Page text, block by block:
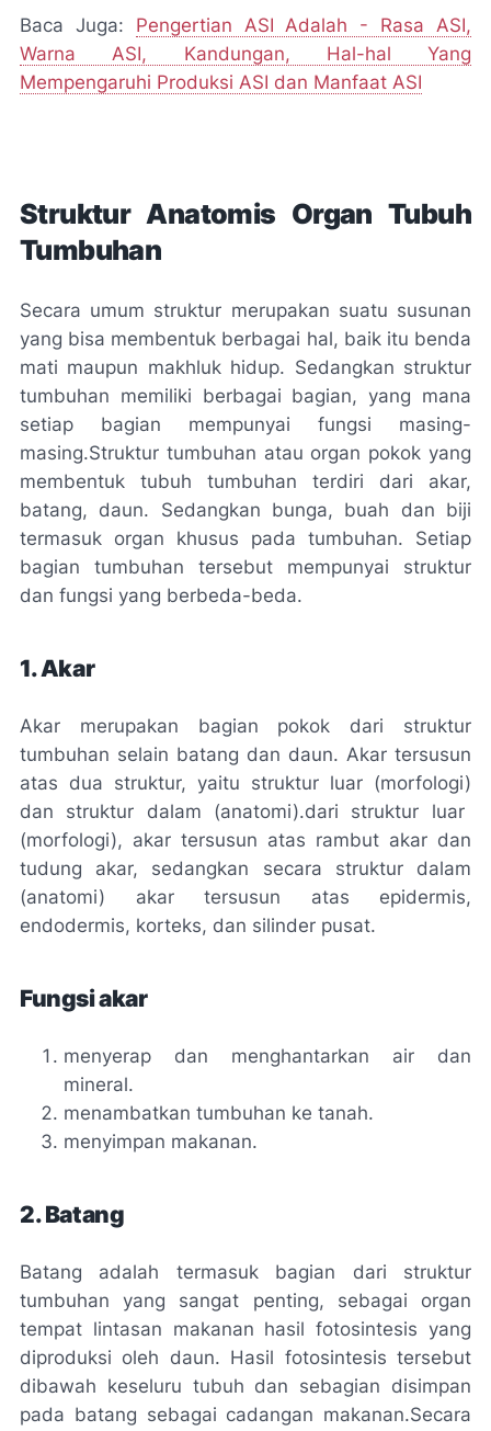
Baca Juga: Pengertian ASI Adalah - Rasa ASI,
Warna ASI, Kandungan, Hal-hal Yang
Mempengaruhi Produksi ASI dan Manfaat ASI
Struktur Anatomis Organ Tubuh
Tumbuhan
Secara umum struktur merupakan suatu susunan
yang bisa membentuk berbagai hal, baik itu benda
mati maupun makhluk hidup. Sedangkan struktur
tumbuhan memiliki berbagai bagian, yang mana
setiap bagian mempunyai fungsi masing-
masing.Struktur tumbuhan atau organ pokok yang
membentuk tubuh tumbuhan terdiri dari akar,
batang, daun. Sedangkan bunga, buah dan biji
termasuk organ khusus pada tumbuhan. Setiap
bagian tumbuhan tersebut mempunyai struktur
dan fungsi yang berbeda-beda.
1. Akar
Akar merupakan bagian pokok dari struktur
tumbuhan selain batang dan daun. Akar tersusun
atas dua struktur, yaitu struktur luar (morfologi)
dan struktur dalam (anatomi).dari struktur luar
(morfologi), akar tersusun atas rambut akar dan
tudung akar, sedangkan secara struktur dalam
(anatomi) akar tersusun atas epidermis,
endodermis, korteks, dan silinder pusat.
Fungsi akar
menyerap dan menghantarkan air dan
mineral.
menambatkan tumbuhan ke tanah.
menyimpan makanan.
2. Batang
Batang adalah termasuk bagian dari struktur
tumbuhan yang sangat penting, sebagai organ
tempat lintasan makanan hasil fotosintesis yang
diproduksi oleh daun. Hasil fotosintesis tersebut
dibawah keseluru tubuh dan sebagian disimpan
pada batang sebagai cadangan makanan.Secara